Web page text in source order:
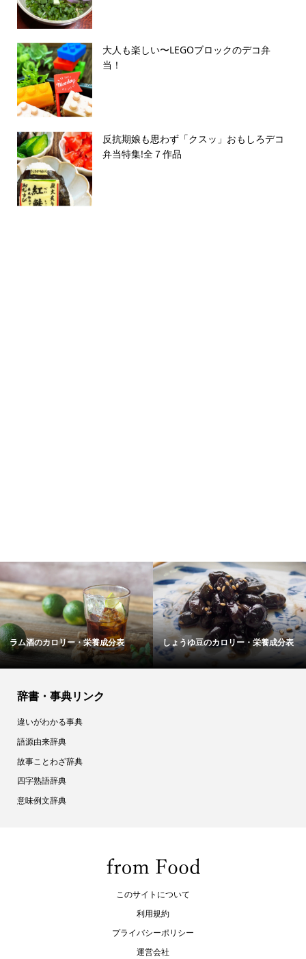
大人も楽しい〜LEGOブロックのデコ弁
当！
反抗期娘も思わず「クスッ」おもしろデコ
弁当特集!全７作品
カロリー・栄養成分表 しょうゆ豆のカロリー・栄養成分表 魚／魚
辞書・事典リンク
違いがわかる事典
語源由来辞典
故事ことわざ辞典
四字熟語辞典
意味例文辞典
このサイトについて
利用規約
プライバシーポリシー
運営会社